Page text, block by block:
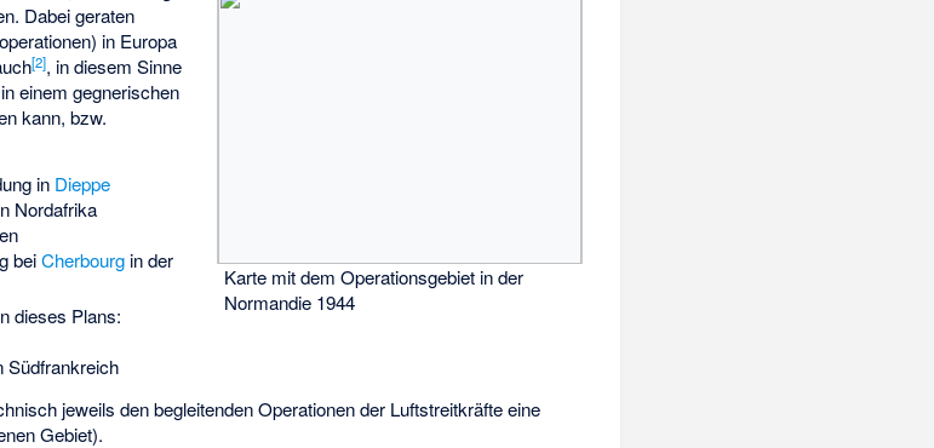
Karte mit dem Operationsgebiet in der
Normandie 1944
Dabei geraten
in Europa
[2], in diesem Sinne
einem gegnerischen
kann, bzw.
in Dieppe
Nordafrika
beiCherbourgin der
dieses Plans:
Südfrankreich
jeweils den begleitenden Operationen der Luftstreitkräfte eine
Gebiet).